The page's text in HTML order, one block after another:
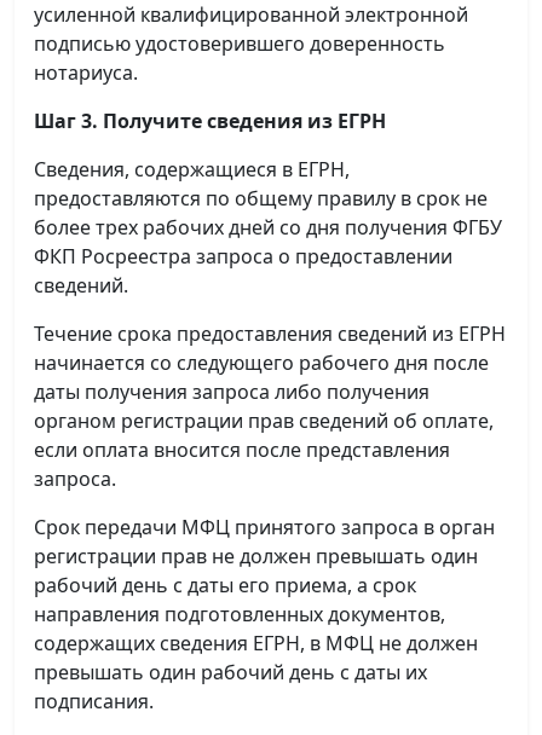
усиленной квалифицированной электронной
подписью удостоверившего доверенность
нотариуса.
Шаг 3. Получите сведения из ЕГРН
Сведения, содержащиеся в ЕГРН,
предоставляются по общему правилу в срок не
более трех рабочих дней со дня получения ФГБУ
ФКП Росреестра запроса о предоставлении
сведений.
Течение срока предоставления сведений из ЕГРН
начинается со следующего рабочего дня после
даты получения запроса либо получения
органом регистрации прав сведений об оплате,
если оплата вносится после представления
запроса.
Срок передачи МФЦ принятого запроса в орган
регистрации прав не должен превышать один
рабочий день с даты его приема, а срок
направления подготовленных документов,
содержащих сведения ЕГРН, в МФЦ не должен
превышать один рабочий день с даты их
подписания.